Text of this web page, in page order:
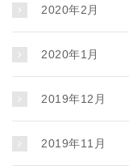
2020年2月
2020年1月
2019年12月
2019年11月